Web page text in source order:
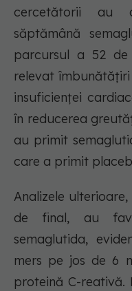
cercetătorii au
săptămână
parcursul a 52 de
relevat
insuficienței
în reducerea
au primit
care a primit
Analizele
de final, au
semaglutida,
mers pe jos de 6
proteină C-